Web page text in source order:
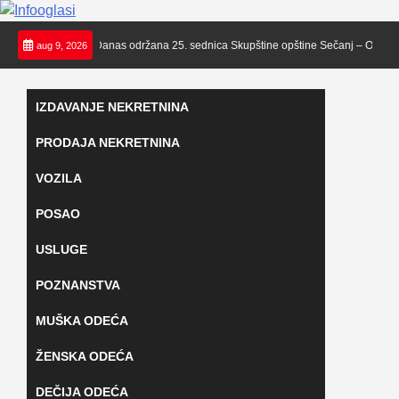
Skip
content
aug 9, 2026
stenci Danas održana 25. sednica Skupštine opštine Sečanj – OGLASI
IZDAVANJE NEKRETNINA
PRODAJA NEKRETNINA
VOZILA
POSAO
USLUGE
POZNANSTVA
MUŠKA ODEĆA
ŽENSKA ODEĆA
DEČIJA ODEĆA